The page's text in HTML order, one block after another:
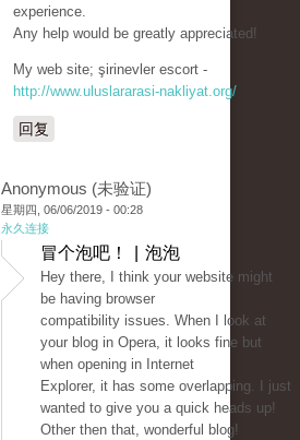
experience.
Any help would be greatly appreciated!
My web site; şirinevler escort -
http://www.uluslararasi-nakliyat.org/
回复
Anonymous (未验证)
星期四, 06/06/2019 - 00:28
永久连接
冒个泡吧！ | 泡泡
Hey there, I think your website might
be having browser
compatibility issues. When I look at
your blog in Opera, it looks fine but
when opening in Internet
Explorer, it has some overlapping. I just
wanted to give you a quick heads up!
Other then that, wonderful blog!